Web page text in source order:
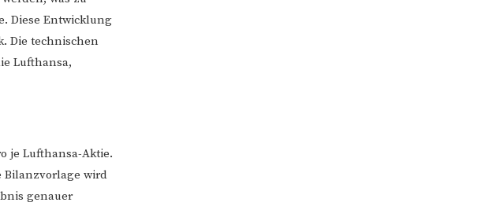
Diese Entwicklung
Die technischen
Lufthansa,
je Lufthansa-Aktie.
Bilanzvorlage wird
genauer